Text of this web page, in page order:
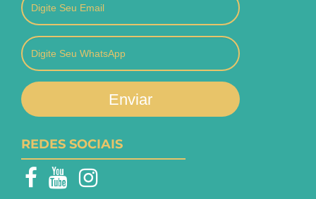
Enviar
REDES SOCIAIS